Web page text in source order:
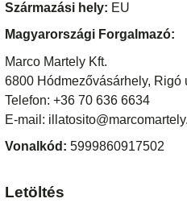
Származási hely: EU
Magyarországi Forgalmazó:
Marco Martely Kft.
6800 Hódmezővásárhely, Rigó
Telefon: +36 70 636 6634
E-mail:
Vonalkód:5999860917502
Letöltés